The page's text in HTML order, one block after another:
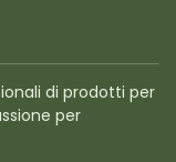
di prodotti per
per